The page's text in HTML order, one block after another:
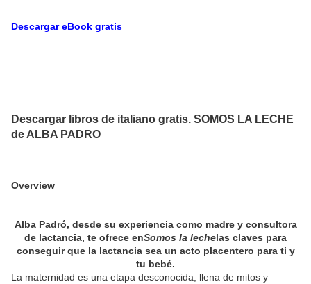
Descargar eBook gratis
Descargar libros de italiano gratis. SOMOS LA LECHE
de ALBA PADRO
Overview
Alba Padró, desde su experiencia como madre y consultora
de lactancia, te ofrece enSomos la lechelas claves para
conseguir que la lactancia sea un acto placentero para ti y
tu bebé.
La maternidad es una etapa desconocida, llena de mitos y